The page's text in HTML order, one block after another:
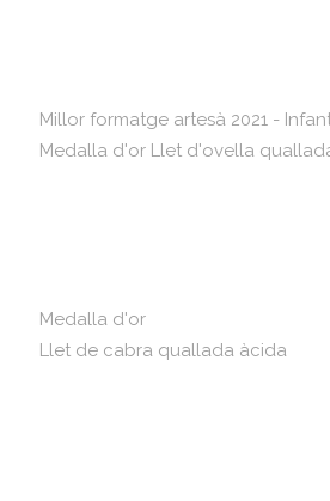
Millor formatge artesà 2021 -
Medalla d'or Llet d'ovella
Medalla d'or
Llet de cabra quallada àcida